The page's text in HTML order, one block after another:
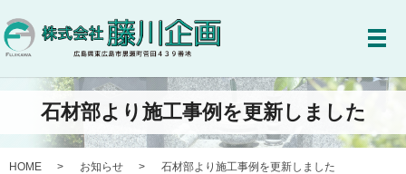
メ
石材部より施工事例を更新しました
HOME お知らせ 石材部より施工事例を更新しました